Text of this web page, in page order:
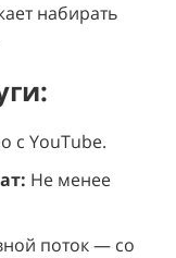
набирать
с YouTube.
Не менее
поток — со